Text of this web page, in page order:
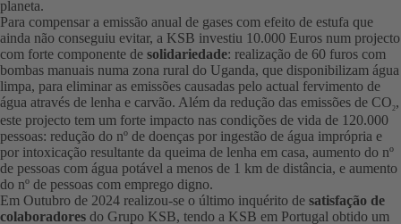
planeta.
Para compensar a emissão anual de gases com efeito de estufa que
ainda não conseguiu evitar, a KSB investiu 10.000 Euros num projecto
com forte componente de solidariedade: realização de 60 furos com
bombas manuais numa zona rural do Uganda, que disponibilizam água
limpa, para eliminar as emissões causadas pelo actual fervimento de
água através de lenha e carvão. Além da redução das emissões de CO2,
este projecto tem um forte impacto nas condições de vida de 120.000
pessoas: redução do nº de doenças por ingestão de água imprópria e
por intoxicação resultante da queima de lenha em casa, aumento do nº
de pessoas com água potável a menos de 1 km de distância, e aumento
do nº de pessoas com emprego digno.
Em Outubro de 2024 realizou-se o último inquérito de satisfação de
colaboradores do Grupo KSB, tendo a KSB em Portugal obtido um